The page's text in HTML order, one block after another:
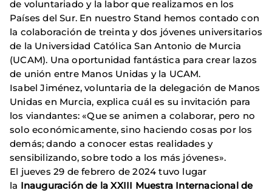
de voluntariado y la labor que realizamos en los
Países del Sur. En nuestro Stand hemos contado con
la colaboración de treinta y dos jóvenes universitarios
de la Universidad Católica San Antonio de Murcia
(UCAM). Una oportunidad fantástica para crear lazos
de unión entre Manos Unidas y la UCAM.
Isabel Jiménez, voluntaria de la delegación de Manos
Unidas en Murcia, explica cuál es su invitación para
los viandantes: «Que se animen a colaborar, pero no
solo económicamente, sino haciendo cosas por los
demás; dando a conocer estas realidades y
sensibilizando, sobre todo a los más jóvenes».
El jueves 29 de febrero de 2024 tuvo lugar
la Inauguración de la XXIII Muestra Internacional de